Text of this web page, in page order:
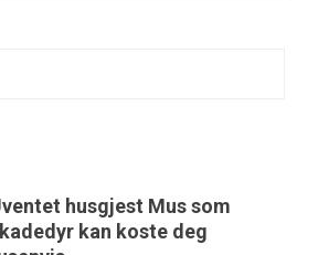
husgjest Mus som
kan koste deg